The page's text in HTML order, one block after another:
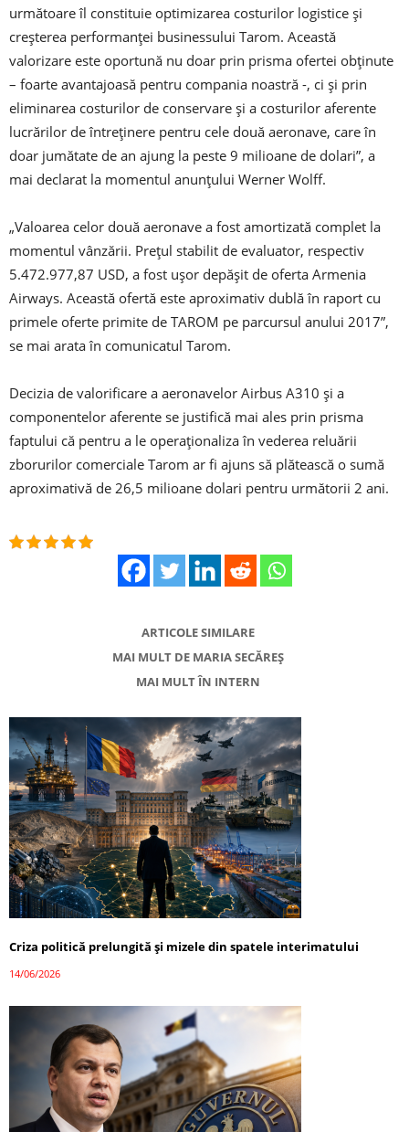
următoare îl constituie optimizarea costurilor logistice şi
creşterea performanţei businessului Tarom. Această
valorizare este oportună nu doar prin prisma ofertei obţinute
– foarte avantajoasă pentru compania noastră -, ci şi prin
eliminarea costurilor de conservare şi a costurilor aferente
lucrărilor de întreţinere pentru cele două aeronave, care în
doar jumătate de an ajung la peste 9 milioane de dolari”, a
mai declarat la momentul anunţului Werner Wolff.
„Valoarea celor două aeronave a fost amortizată complet la
momentul vânzării. Preţul stabilit de evaluator, respectiv
5.472.977,87 USD, a fost uşor depăşit de oferta Armenia
Airways. Această ofertă este aproximativ dublă în raport cu
primele oferte primite de TAROM pe parcursul anului 2017”,
se mai arata în comunicatul Tarom.
Decizia de valorificare a aeronavelor Airbus A310 şi a
componentelor aferente se justifică mai ales prin prisma
faptului că pentru a le operaţionaliza în vederea reluării
zborurilor comerciale Tarom ar fi ajuns să plătească o sumă
aproximativă de 26,5 milioane dolari pentru următorii 2 ani.
ARTICOLE SIMILARE
MAI MULT DE MARIA SECĂREȘ
MAI MULT ÎN INTERN
Criza politică prelungită și mizele din spatele interimatului
14/06/2026